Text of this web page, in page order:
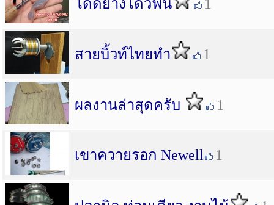
โดดยางโดวฟิน 1
สายบิ้วท์ไทยทำ 1
ผลงานล่าสุดครับ 1
เขาควายรอก Newell 1